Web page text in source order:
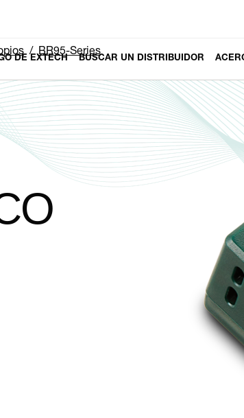
DE EXTECH BUSCAR UN DISTRIBUIDOR
BR95-Series